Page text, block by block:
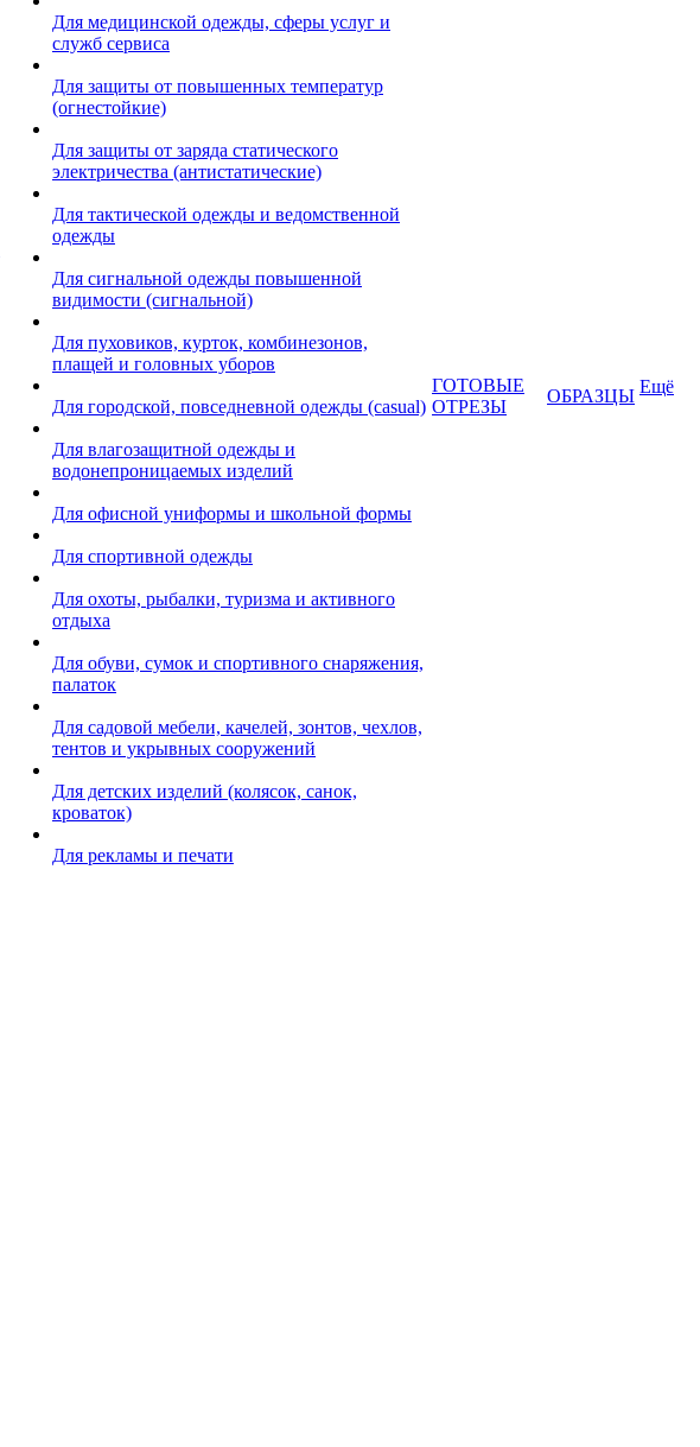
Для медицинской одежды, сферы услуг и
служб сервиса
Для защиты от повышенных температур
(огнестойкие)
Для защиты от заряда статического
электричества (антистатические)
Для тактической одежды и ведомственной
одежды
Для сигнальной одежды повышенной
видимости (сигнальной)
Для пуховиков, курток, комбинезонов,
плащей и головных уборов
Для городской, повседневной одежды (casual)
Для влагозащитной одежды и
водонепроницаемых изделий
Для офисной униформы и школьной формы
Для спортивной одежды
Для охоты, рыбалки, туризма и активного
отдыха
Для обуви, сумок и спортивного снаряжения,
палаток
Для садовой мебели, качелей, зонтов, чехлов,
тентов и укрывных сооружений
Для детских изделий (колясок, санок,
кроваток)
Для рекламы и печати
ГОТОВЫЕ
ОТРЕЗЫ
ОБРАЗЦЫ Ещё